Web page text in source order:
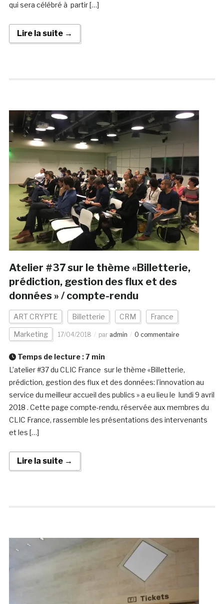
qui sera célébré à partir […]
Lire la suite →
Atelier #37 sur le thème «Billetterie,
prédiction, gestion des flux et des
données » / compte-rendu
ART CRYPTE Billetterie CRM France
Marketing 17/04/2018 par admin 0 commentaire
Temps de lecture :7 min
L’atelier #37 du CLIC France sur le thème «Billetterie,
prédiction, gestion des flux et des données: l’innovation au
service du meilleur accueil des publics » a eu lieu le lundi 9 avril
2018 . Cette page compte-rendu, réservée aux membres du
CLIC France, rassemble les présentations des intervenants
et les […]
Lire la suite →